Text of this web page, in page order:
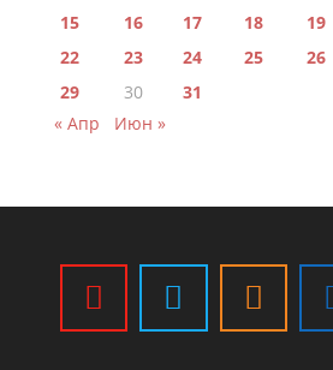
15
16 17 18 19
22
23 24 25 26
29
30
31
« Апр
Июн »